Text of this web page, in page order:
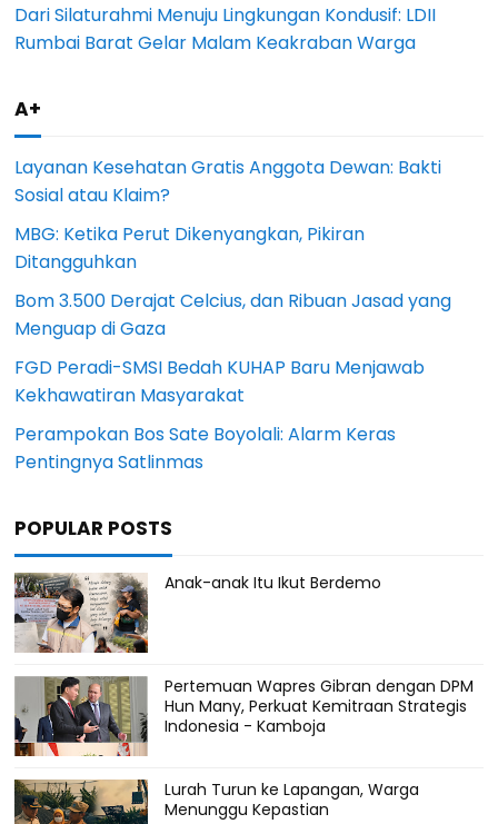
Dari Silaturahmi Menuju Lingkungan Kondusif: LDII
Rumbai Barat Gelar Malam Keakraban Warga
A+
Layanan Kesehatan Gratis Anggota Dewan: Bakti
Sosial atau Klaim?
MBG: Ketika Perut Dikenyangkan, Pikiran
Ditangguhkan
Bom 3.500 Derajat Celcius, dan Ribuan Jasad yang
Menguap di Gaza
FGD Peradi-SMSI Bedah KUHAP Baru Menjawab
Kekhawatiran Masyarakat
Perampokan Bos Sate Boyolali: Alarm Keras
Pentingnya Satlinmas
POPULAR POSTS
Anak-anak Itu Ikut Berdemo
Pertemuan Wapres Gibran dengan DPM
Hun Many, Perkuat Kemitraan Strategis
Indonesia - Kamboja
Lurah Turun ke Lapangan, Warga
Menunggu Kepastian